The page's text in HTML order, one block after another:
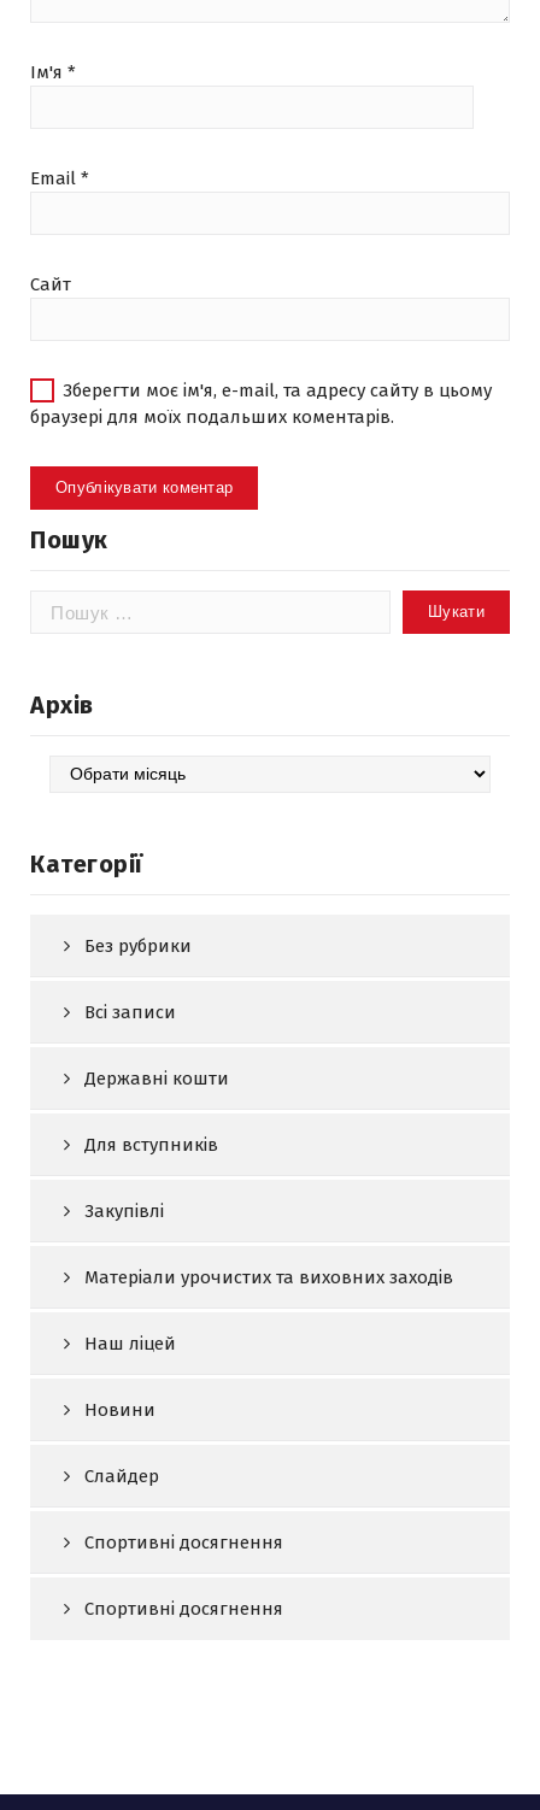
Ім'я *
Email *
Сайт
Зберегти моє ім'я, e-mail, та адресу сайту в цьому
браузері для моїх подальших коментарів.
Пошук
Пошук:
Архів
Архів
Категорії
Без рубрики
Всі записи
Державні кошти
Для вступників
Закупівлі
Матеріали урочистих та виховних заходів
Наш ліцей
Новини
Слайдер
Спортивні досягнення
Спортивні досягнення